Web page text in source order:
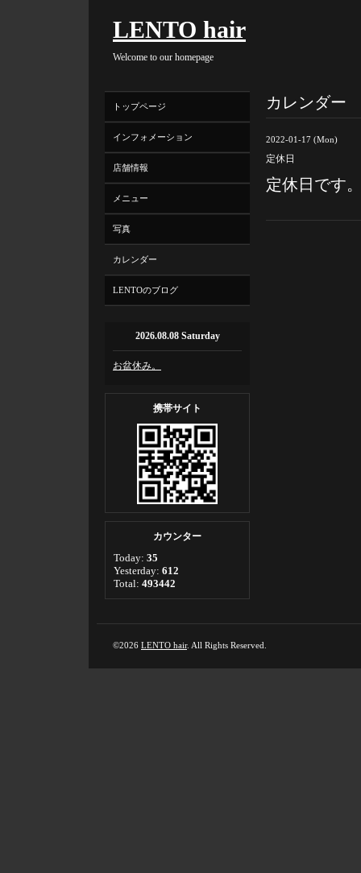
LENTO hair
Welcome to our homepage
カレンダー
2022-01-17 (Mon)
定休日
定休日です
トップページ
インフォメーション
店舗情報
メニュー
写真
カレンダー
LENTOのブログ
2026.08.08 Saturday
お盆休み。
携帯サイト
カウンター
Today: 35
Yesterday: 612
Total: 493442
©2026 LENTO hair. All Rights Reserved.